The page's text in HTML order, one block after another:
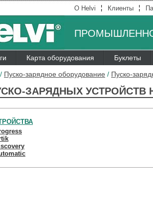
О Helvi ¦ Клиенты ¦
Карта оборудования Буклеты
/ Пуско-зарядное оборудование / Пуско-
ЗАРЯДНЫХ УСТРОЙСТВ